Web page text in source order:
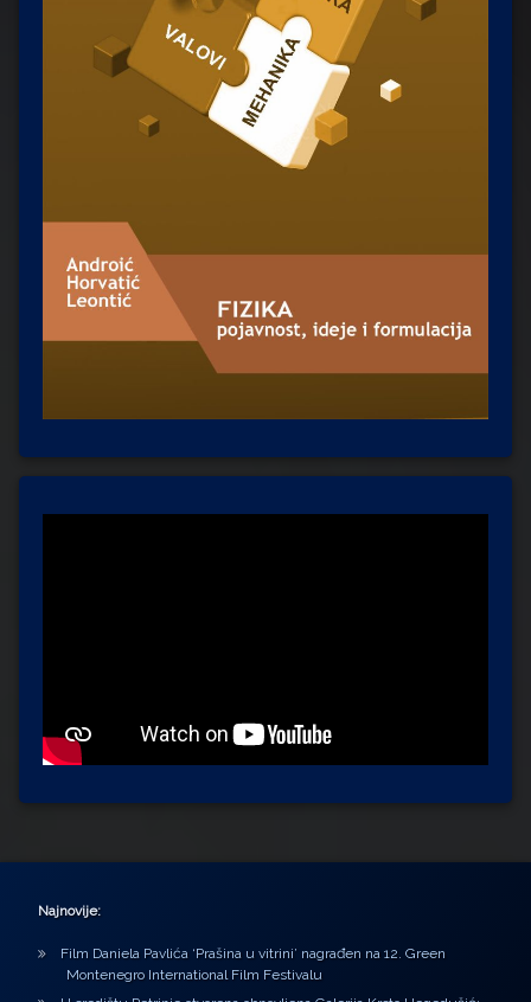
Najnovije:
Film Daniela Pavlića ‘Prašina u vitrini’ nagrađen na 12. Green
Montenegro International Film Festivalu